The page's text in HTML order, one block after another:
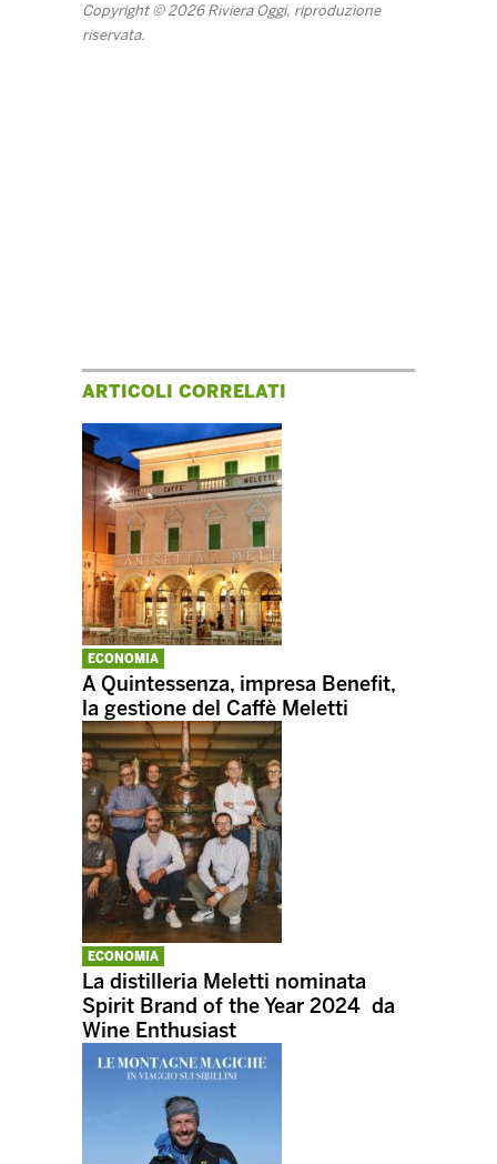
Copyright © 2026 Riviera Oggi, riproduzione
riservata.
ARTICOLI CORRELATI
ECONOMIA
A Quintessenza, impresa Benefit,
la gestione del Caffè Meletti
ECONOMIA
La distilleria Meletti nominata
Spirit Brand of the Year 2024 da
Wine Enthusiast